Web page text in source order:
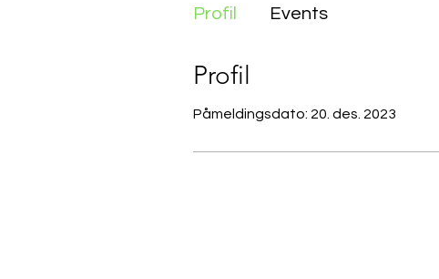
Profil
Påmeldingsdato: 20. des. 2023
Profil Events